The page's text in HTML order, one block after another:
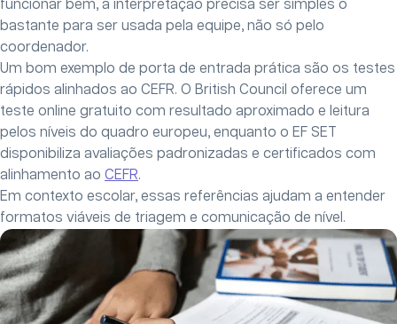
funcionar bem, a interpretação precisa ser simples o
bastante para ser usada pela equipe, não só pelo
coordenador.
Um bom exemplo de porta de entrada prática são os testes
rápidos alinhados ao CEFR. O British Council oferece um
teste online gratuito com resultado aproximado e leitura
pelos níveis do quadro europeu, enquanto o EF SET
disponibiliza avaliações padronizadas e certificados com
alinhamento ao CEFR.
Em contexto escolar, essas referências ajudam a entender
formatos viáveis de triagem e comunicação de nível.